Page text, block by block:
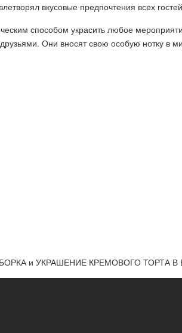
вкусовые предпочтения всех
способом украсить любое
Они вносят свою особую нотку в
и УКРАШЕНИЕ КРЕМОВОГО ТОРТА В